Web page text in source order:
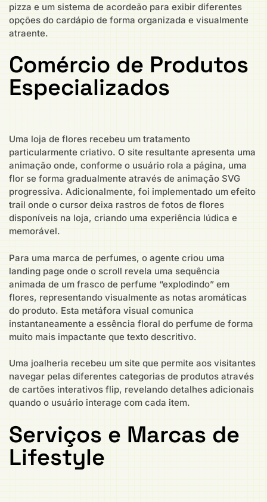
pizza e um sistema de acordeão para exibir diferentes
opções do cardápio de forma organizada e visualmente
atraente.
Comércio de Produtos
Especializados
Uma loja de flores recebeu um tratamento
particularmente criativo. O site resultante apresenta uma
animação onde, conforme o usuário rola a página, uma
flor se forma gradualmente através de animação SVG
progressiva. Adicionalmente, foi implementado um efeito
trail onde o cursor deixa rastros de fotos de flores
disponíveis na loja, criando uma experiência lúdica e
memorável.
Para uma marca de perfumes, o agente criou uma
landing page onde o scroll revela uma sequência
animada de um frasco de perfume “explodindo” em
flores, representando visualmente as notas aromáticas
do produto. Esta metáfora visual comunica
instantaneamente a essência floral do perfume de forma
muito mais impactante que texto descritivo.
Uma joalheria recebeu um site que permite aos visitantes
navegar pelas diferentes categorias de produtos através
de cartões interativos flip, revelando detalhes adicionais
quando o usuário interage com cada item.
Serviços e Marcas de
Lifestyle